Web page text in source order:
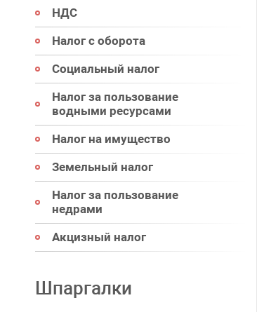
НДС
Налог с оборота
Социальный налог
Налог за пользование
водными ресурсами
Налог на имущество
Земельный налог
Налог за пользование
недрами
Акцизный налог
Шпаргалки